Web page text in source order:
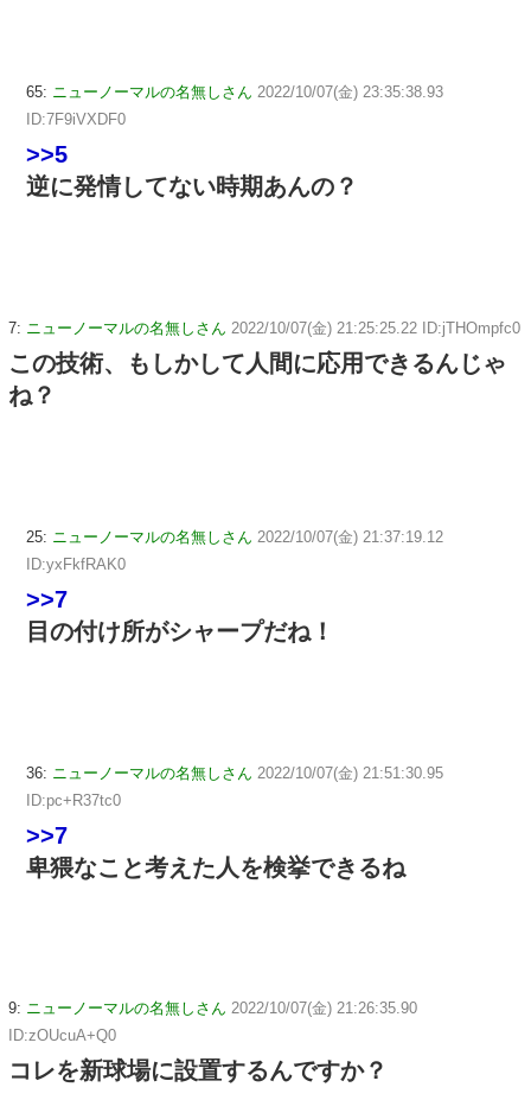
65: ニューノーマルの名無しさん 2022/10/07(金) 23:35:38.93
ID:7F9iVXDF0
>>5
逆に発情してない時期あんの？
7: ニューノーマルの名無しさん 2022/10/07(金) 21:25:25.22 ID:jTHOmpfc0
この技術、もしかして人間に応用できるんじゃ
ね？
25: ニューノーマルの名無しさん 2022/10/07(金) 21:37:19.12
ID:yxFkfRAK0
>>7
目の付け所がシャープだね！
36: ニューノーマルの名無しさん 2022/10/07(金) 21:51:30.95
ID:pc+R37tc0
>>7
卑猥なこと考えた人を検挙できるね
9: ニューノーマルの名無しさん 2022/10/07(金) 21:26:35.90
ID:zOUcuA+Q0
コレを新球場に設置するんですか？